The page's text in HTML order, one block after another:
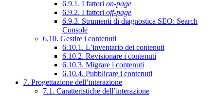
6.9.1. I fattori on-page
6.9.2. I fattori off-page
6.9.3. Strumenti di diagnostica SEO: Search
Console
6.10. Gestire i contenuti
6.10.1. L’inventario dei contenuti
6.10.2. Revisionare i contenuti
6.10.3. Migrare i contenuti
6.10.4. Pubblicare i contenuti
7. Progettazione dell’interazione
7.1. Caratteristiche dell’interazione